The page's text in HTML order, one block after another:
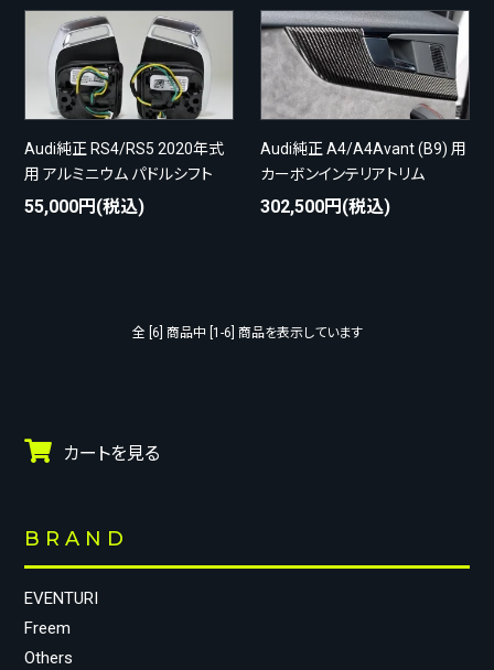
カートを見る
BRAND
EVENTURI
Freem
Others
Audi純正 RS4/RS5 2020年式
用 アルミニウム パドルシフト
55,000円(税込)
Audi純正 A4/A4Avant (B9) 用
カーボンインテリアトリム
302,500円(税込)
全 [6] 商品中 [1-6] 商品を表示しています